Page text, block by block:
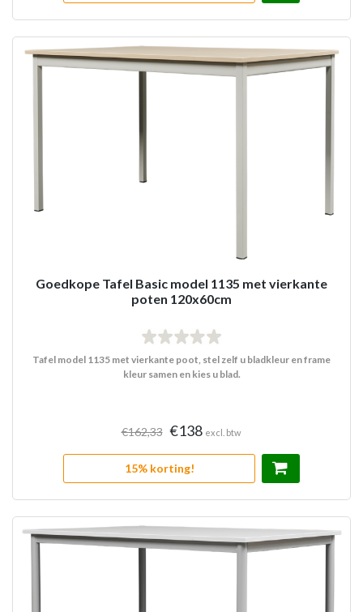
Goedkope Tafel Basic model 1135 met vierkante
poten 120x60cm
Tafel model 1135 met vierkante poot, stel zelf u bladkleur en frame
kleur samen en kies u blad.
€162,33 €138 excl. btw
15% korting!